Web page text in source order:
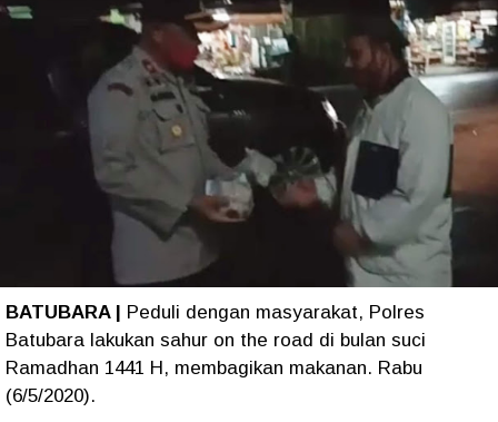
BATUBARA | Peduli dengan masyarakat, Polres
Batubara lakukan sahur on the road di bulan suci
Ramadhan 1441 H, membagikan makanan. Rabu
(6/5/2020).